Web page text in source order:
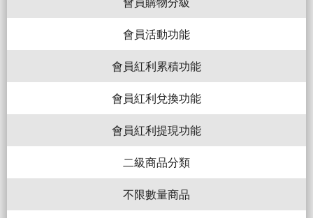
會員活動功能
會員紅利累積功能
會員紅利兌換功能
會員紅利提現功能
二級商品分類
不限數量商品